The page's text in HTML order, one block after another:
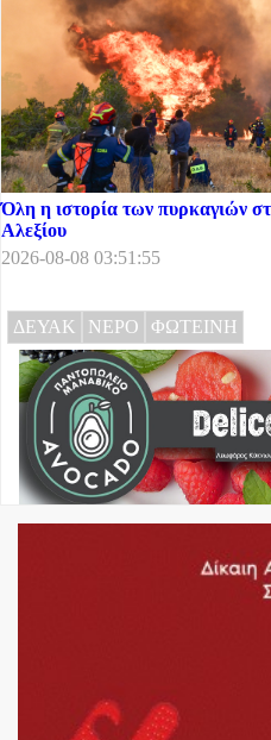
Όλη η ιστορία των πυρκαγιών
Αλεξίου
2026-08-08 03:51:55
ΔΕΥΑΚ ΝΕΡΟ ΦΩΤΕΙΝΗ